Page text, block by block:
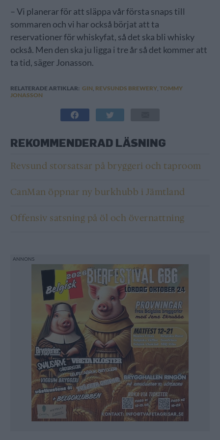
– Vi planerar för att släppa vår första snaps till
sommaren och vi har också börjat att ta
reservationer för whiskyfat, så det ska bli whisky
också. Men den ska ju ligga i tre år så det kommer att
ta tid, säger Jonasson.
RELATERADE ARTIKLAR: GIN REVSUNDS BREWERY, TOMMY
JONASSON
REKOMMENDERAD LÄSNING
Revsund storsatsar på bryggeri och taproom
CanMan öppnar ny burkhubb i Jämtland
Offensiv satsning på öl och övernattning